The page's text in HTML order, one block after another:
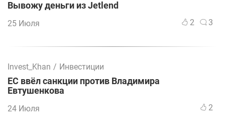
Вывожу деньги из Jetlend
25 Июля 2 3
Invest_Khan / Инвестиции
ЕС ввёл санкции против Владимира
Евтушенкова
24 Июля 2